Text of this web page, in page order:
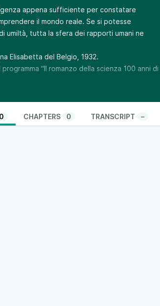
appena sufficiente per constatare
il mondo reale. Se si potesse
umiltà, tutta la sfera dei rapporti umani ne
Elisabetta del Belgio, 1932.
“Il romanzo della scienza 100 anni di
pod/show/vito-rodolfo-
0 CHAPTERS 0 TRANSCRIPT –